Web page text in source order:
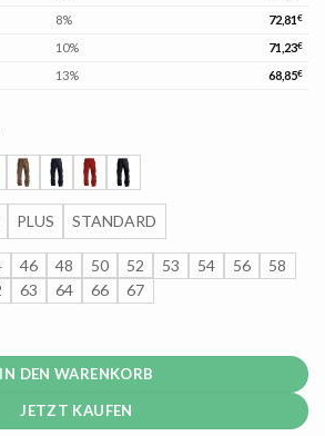
8% 72,81€
10% 71,23€
13% 68,85€
PLUS STANDARD
46 48 50 52 53 54 56
58
63 64 66 67
Herren Arbeitshose mit Cordura® verstärkten
IN DEN WARENKORB
JETZT KAUFEN